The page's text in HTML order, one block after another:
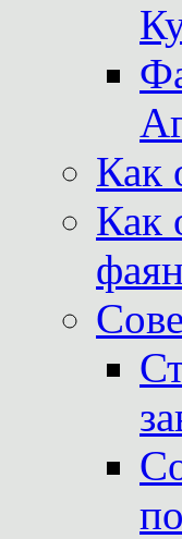
Как
Как